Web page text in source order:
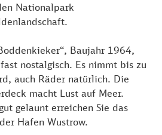
Nationalpark
Baujahr 1964,
nostalgisch. Es nimmt bis zu
auch Räder natürlich. Die
macht Lust auf Meer.
gelaunt erreichen Sie das
Hafen Wustrow.